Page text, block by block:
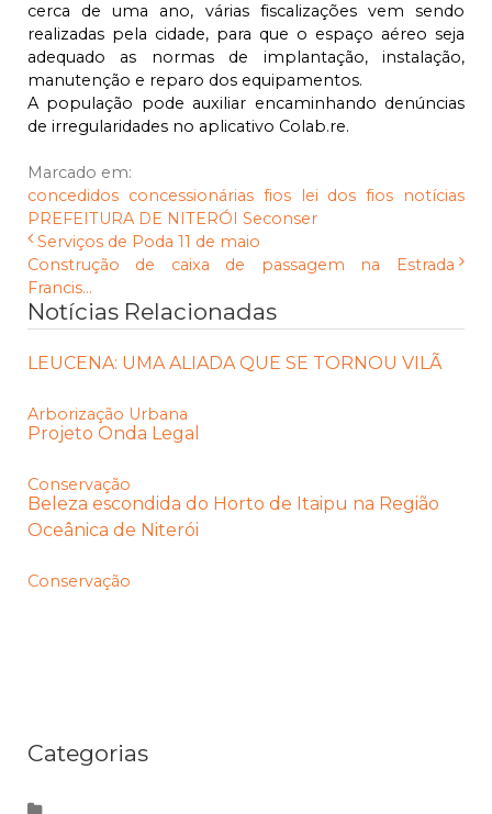
cerca de uma ano, várias fiscalizações vem sendo
realizadas pela cidade, para que o espaço aéreo seja
adequado as normas de implantação, instalação,
manutenção e reparo dos equipamentos.
A população pode auxiliar encaminhando denúncias
de irregularidades no aplicativo Colab.re.
Marcado em:
concedidos concessionárias fios lei dos fios
notícias
PREFEITURA DE NITERÓI Seconser
Serviços de Poda 11 de maio
Construção de caixa de passagem na Estrada
Francis...
Notícias Relacionadas
LEUCENA: UMA ALIADA QUE SE TORNOU VILÃ
Arborização Urbana
Projeto Onda Legal
Conservação
Beleza escondida do Horto de Itaipu na Região
Oceânica de Niterói
Conservação
Categorias